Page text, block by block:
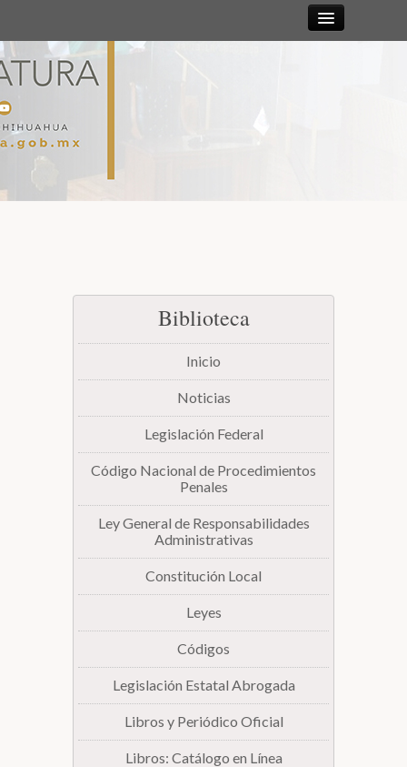
Junta de Coordinación Política
Comisiones
Biblioteca
Secretarías
Transparencia
Biblioteca
Inicio
Noticias
Legislación Federal
Código Nacional de Procedimientos
Penales
Ley General de Responsabilidades
Administrativas
Constitución Local
Leyes
Códigos
Legislación Estatal Abrogada
Libros y Periódico Oficial
Libros: Catálogo en Línea